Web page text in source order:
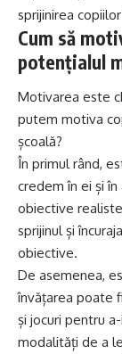
sprijinirea
Cum să
potențialul
Motivarea este
putem motiva
școală?
În primul rând,
credem în ei și
obiective
sprijinul și
obiective.
De asemenea,
învățarea poate
și jocuri pentru
modalități de a